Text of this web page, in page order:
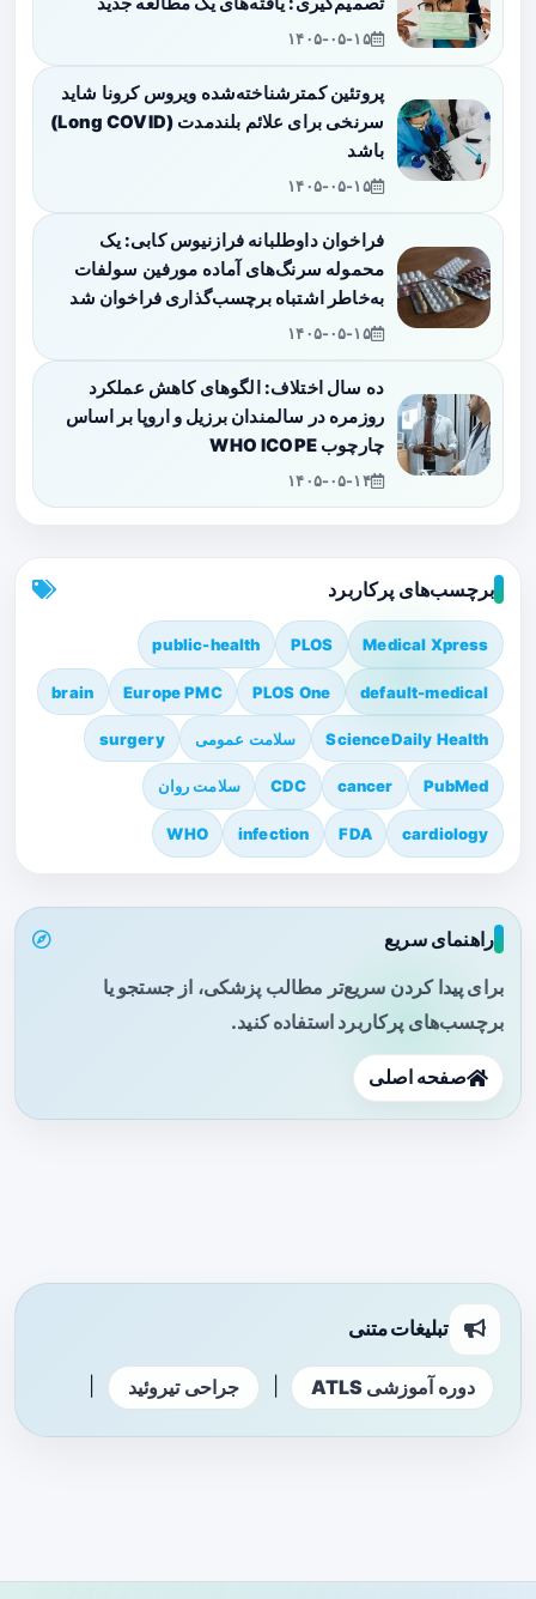
۱۴۰۵-۰۵-۱۵
پروتئین کمترشناخته‌شده ویروس کرونا شاید
سرنخی برای علائم بلندمدت (Long COVID)
باشد
۱۴۰۵-۰۵-۱۵
فراخوان داوطلبانه فرازنیوس کابی: یک
محموله سرنگ‌های آماده مورفین سولفات
به‌خاطر اشتباه برچسب‌گذاری فراخوان شد
۱۴۰۵-۰۵-۱۵
ده سال اختلاف: الگوهای کاهش عملکرد
روزمره در سالمندان برزیل و اروپا بر اساس
چارچوب WHO ICOPE
۱۴۰۵-۰۵-۱۴
برچسب‌های پرکاربرد
Medical Xpress
PLOS
public-health
default-medical
PLOS One
Europe PMC
brain
ScienceDaily Health سلامت عمومی surgery
PubMed
cancer
CDC سلامت روان
cardiology
FDA
infection
WHO
راهنمای سریع
برای پیدا کردن سریع‌تر مطالب پزشکی، از جستجو یا
برچسب‌های پرکاربرد استفاده کنید.
صفحه اصلی
تبلیغات متنی
دوره آموزشی ATLS جراحی تیروئید